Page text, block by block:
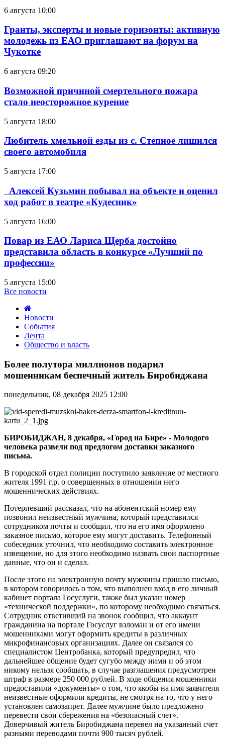
6 августа 10:00
Гранты, эксперты и новые горизонты: активную
молодежь из ЕАО приглашают на форум на
Чукотке
6 августа 09:20
Возможной причиной смертельного пожара
стало неосторожное курение
5 августа 18:00
Любитель хмельной езды из с. Степное лишился
своего автомобиля
5 августа 17:00
Алексей Кузьмин побывал на объекте и оценил
ход работ в театре «Кудесник»
5 августа 16:00
Повар из ЕАО Лариса Щерба достойно
представила область в конкурсе «Лучший по
профессии»
5 августа 15:00
Все новости
Новости
События
Лента
Общество и власть
полутора
миллионов
подарил
беспечный
житель
Биробиджана
Более полутора миллионов подарил
мошенникам беспечный житель Биробиджана
понедельник, 08 декабря 2025 12:00
БИРОБИДЖАН, 8 декабря, «Город на Бире» - Молодого
человека развели под предлогом доставки заказного
письма.
В городской отдел полиции поступило заявление от местного
жителя 1991 г.р. о совершенных в отношении него
мошеннических действиях.
Потерпевший рассказал, что на абонентский номер ему
позвонил неизвестный мужчина, который представился
сотрудником почты и сообщил, что на его имя оформлено
заказное письмо, которое ему могут доставить. Телефонный
собеседник уточнил, что необходимо составить электронное
извещение, но для этого необходимо назвать свои паспортные
данные, что он и сделал.
После этого на электронную почту мужчины пришло письмо,
в котором говорилось о том, что выполнен вход в его личный
кабинет портала Госуслуги, также был указан номер
«технической поддержки», по которому необходимо связаться.
Сотрудник ответивший на звонок сообщил, что аккаунт
гражданина на портале Госуслуг взломан и от его имени
мошенниками могут оформить кредиты в различных
микрофинансовых организациях. Далее он связался со
специалистом Центробанка, который предупредил, что
дальнейшее общение будет сугубо между ними и об этом
никому нельзя сообщать, в случае разглашения предусмотрен
штраф в размере 250 000 рублей. В ходе общения мошенники
предоставили «документы» о том, что якобы на имя заявителя
неизвестные оформили кредиты, не смотря на то, что у него
установлен самозапрет. Далее мужчине было предложено
перевести свои сбережения на «безопасный счет».
Доверчивый житель Биробиджана перевел на указанный счет
разными переводами почти 900 тысяч рублей.